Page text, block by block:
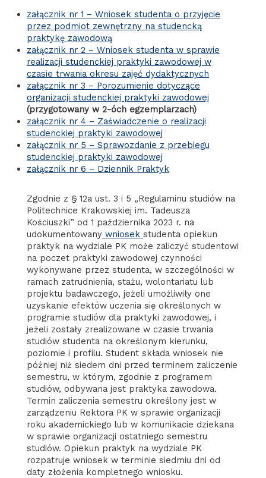
załącznik nr 1 – Wniosek studenta o przyjęcie
przez podmiot zewnętrzny na studencką
praktykę zawodową
załącznik nr 2 – Wniosek studenta w sprawie
realizacji studenckiej praktyki zawodowej w
czasie trwania okresu zajęć dydaktycznych
załącznik nr 3 – Porozumienie dotyczące
organizacji studenckiej praktyki zawodowej
(przygotowany w 2-óch egzemplarzach)
załącznik nr 4 – Zaświadczenie o realizacji
studenckiej praktyki zawodowej
załącznik nr 5 – Sprawozdanie z przebiegu
studenckiej praktyki zawodowej
załącznik nr 6 – Dziennik Praktyk
Zgodnie z § 12a ust. 3 i 5 „Regulaminu studiów na
Politechnice Krakowskiej im. Tadeusza
Kościuszki” od 1 października 2023 r. na
udokumentowanywniosek studenta opiekun
praktyk na wydziale PK może zaliczyć studentowi
na poczet praktyki zawodowej czynności
wykonywane przez studenta, w szczególności w
ramach zatrudnienia, stażu, wolontariatu lub
projektu badawczego, jeżeli umożliwiły one
uzyskanie efektów uczenia się określonych w
programie studiów dla praktyki zawodowej, i
jeżeli zostały zrealizowane w czasie trwania
studiów studenta na określonym kierunku,
poziomie i profilu. Student składa wniosek nie
później niż siedem dni przed terminem zaliczenie
semestru, w którym, zgodnie z programem
studiów, odbywana jest praktyka zawodowa.
Termin zaliczenia semestru określony jest w
zarządzeniu Rektora PK w sprawie organizacji
roku akademickiego lub w komunikacie dziekana
w sprawie organizacji ostatniego semestru
studiów. Opiekun praktyk na wydziale PK
rozpatruje wniosek w terminie siedmiu dni od
daty złożenia kompletnego wniosku.